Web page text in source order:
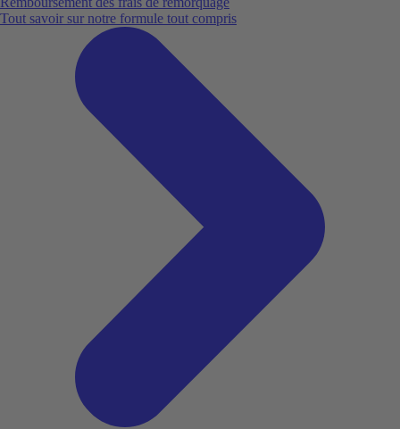
Tout savoir sur notre formule tout compris